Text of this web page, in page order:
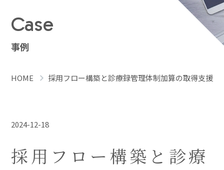
Case
事例
HOME 採用フロー構築と診療録管理体制加算の取得支援
2024-12-18
採用フロー構築と診療